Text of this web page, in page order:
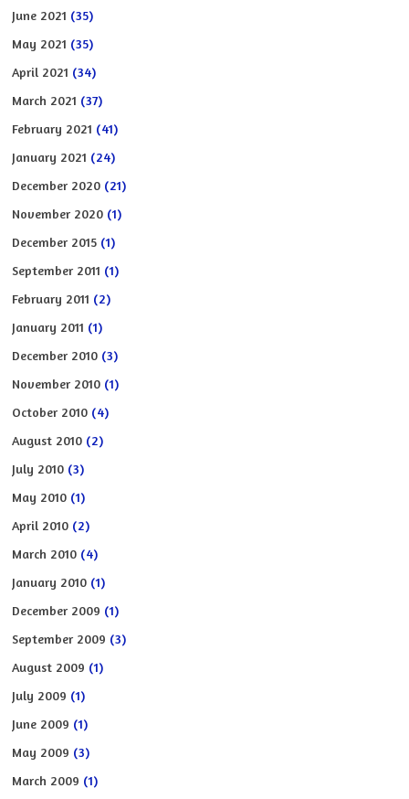
June 2021 (35)
May 2021 (35)
April 2021 (34)
March 2021 (37)
February 2021 (41)
January 2021 (24)
December 2020 (21)
November 2020 (1)
December 2015 (1)
September 2011 (1)
February 2011 (2)
January 2011 (1)
December 2010 (3)
November 2010 (1)
October 2010 (4)
August 2010 (2)
July 2010 (3)
May 2010 (1)
April 2010 (2)
March 2010 (4)
January 2010 (1)
December 2009 (1)
September 2009 (3)
August 2009 (1)
July 2009 (1)
June 2009 (1)
May 2009 (3)
March 2009 (1)